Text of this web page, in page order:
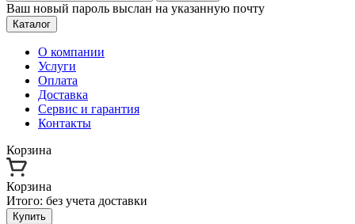
Ваш новый пароль выслан на указанную почту
Каталог
О компании
Услуги
Оплата
Доставка
Сервис и гарантия
Контакты
Корзина
Корзина
Итого: без учета доставки
Купить